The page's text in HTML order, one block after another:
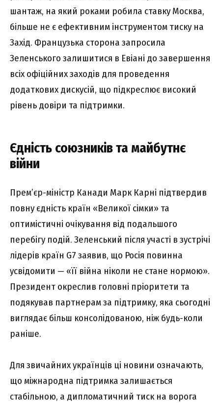
шантаж, на який роками робила ставку Москва,
більше не є ефективним інструментом тиску на
Захід. Французька сторона запросила
Зеленського залишитися в Евіані до завершення
всіх офіційних заходів для проведення
додаткових дискусій, що підкреслює високий
рівень довіри та підтримки.
Єдність союзників та майбутнє
війни
Прем’єр-міністр Канади Марк Карні підтвердив
повну єдність країн «Великої сімки» та
оптимістичні очікування від подальшого
перебігу подій. Зеленський після участі в зустрічі
лідерів країн G7 заявив, що Росія повинна
усвідомити — «її війна ніколи не стане нормою».
Президент окреслив головні пріоритети та
подякував партнерам за підтримку, яка сьогодні
виглядає більш консолідованою, ніж будь-коли
раніше.
Для звичайних українців ці новини означають,
що міжнародна підтримка залишається
стабільною, а дипломатичний тиск на ворога